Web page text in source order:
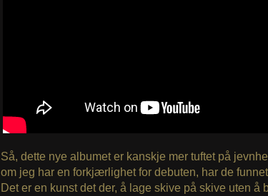
Så, dette nye albumet er kanskje mer tuftet på
om jeg har en forkjærlighet for debuten, har de
Det er en kunst det der, å lage skive på skive uten å